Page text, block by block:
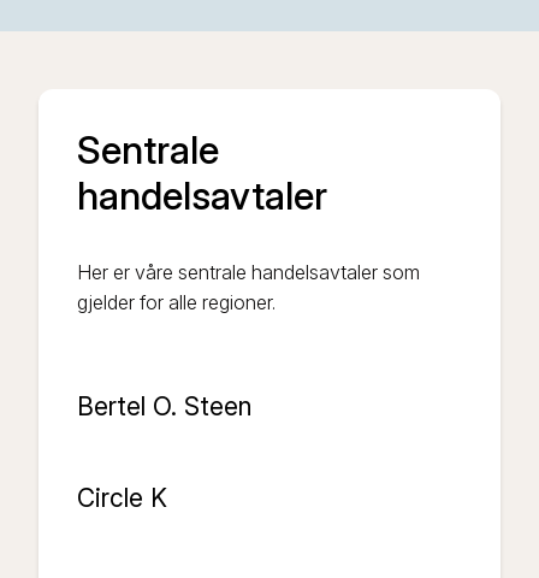
Sentrale
handelsavtaler
Her er våre sentrale handelsavtaler som
gjelder for alle regioner.
Bertel O. Steen
Circle K